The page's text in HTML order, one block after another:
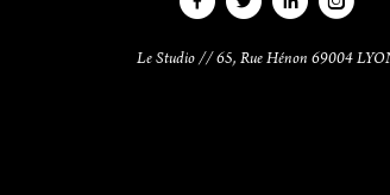
Le Studio // 65, Rue Hénon 69004